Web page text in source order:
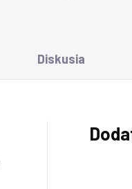
Diskusia